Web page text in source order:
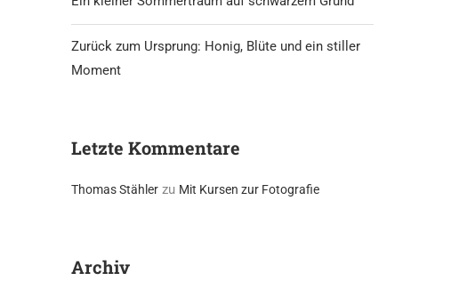
Zurück zum Ursprung: Honig, Blüte und ein stiller
Moment
Letzte Kommentare
Thomas Stähler zu Mit Kursen zur Fotografie
Archiv